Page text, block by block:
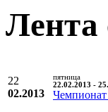
Лента
22
02.2013
пятница
22.02.2013 -